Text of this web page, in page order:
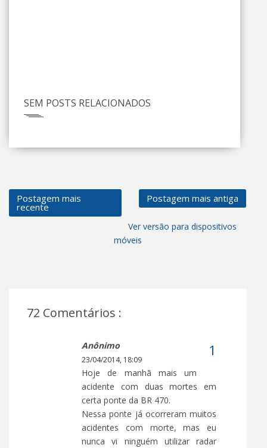
SEM POSTS RELACIONADOS
Postagem mais
recente
Postagem mais antiga
Ver versão para dispositivos
móveis
72 Comentários :
Anônimo
23/04/2014, 18:09
Hoje de manhã mais um
acidente com duas mortes em
certa ponte da BR 470.
Nessa ponte já ocorreram muitos
acidentes com morte, mas eu
nunca vi ninguém utilizar radar